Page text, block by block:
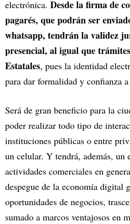
electrónica. Desde la firma de
pagarés, que podrán ser
whatsapp, tendrán la validez
presencial, al igual que
Estatales, pues la identidad
para dar formalidad y confianza
Será de gran beneficio para la
poder realizar todo tipo de
instituciones públicas o entre
un celular. Y tendrá, además, un
actividades comerciales en
despegue de la economía digital
oportunidades de negocios,
sumado a marcos ventajosos en